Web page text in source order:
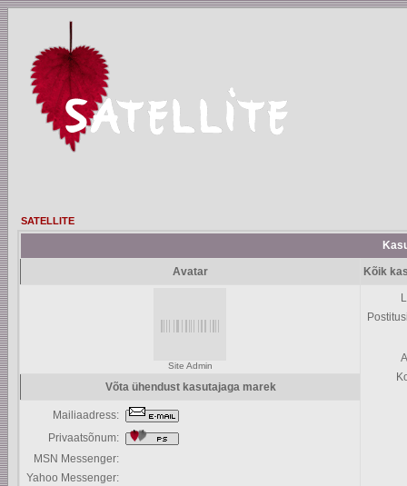
SATELLITE
Avatar Kõik
Site Admin
Võta ühendust kasutajaga marek
Mailiaadress:
Privaatsõnum:
MSN Messenger:
Yahoo Messenger: